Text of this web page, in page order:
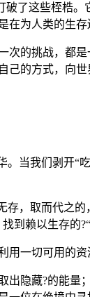
了这些桎梏
为人类的生
的挑战，都
的方式，向
当我们剥开
，取而代之
赖以生存的?“
用一切可用的资
隐藏?的能